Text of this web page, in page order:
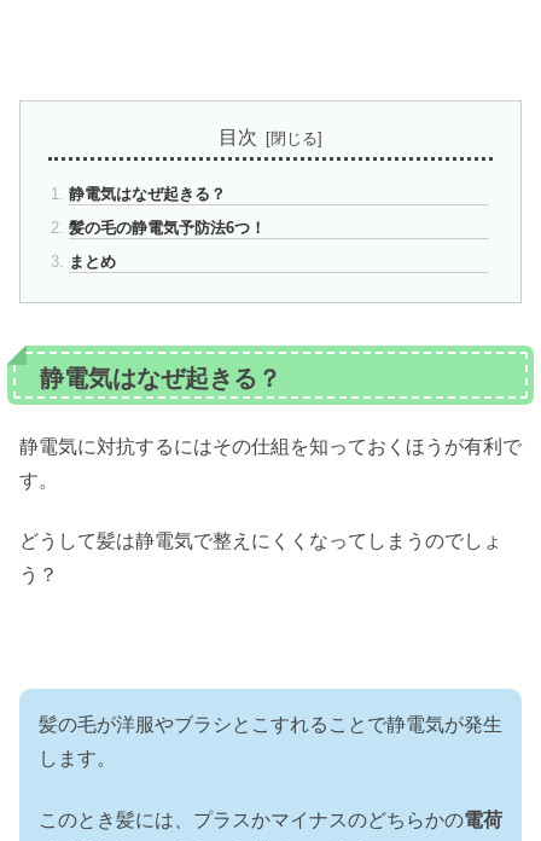
目次
静電気はなぜ起きる？
髪の毛の静電気予防法6つ！
まとめ
静電気はなぜ起きる？
静電気に対抗するにはその仕組を知っておくほうが有利で
す。
どうして髪は静電気で整えにくくなってしまうのでしょ
う？
髪の毛が洋服やブラシとこすれることで静電気が発生
します。
このとき髪には、プラスかマイナスのどちらかの電荷